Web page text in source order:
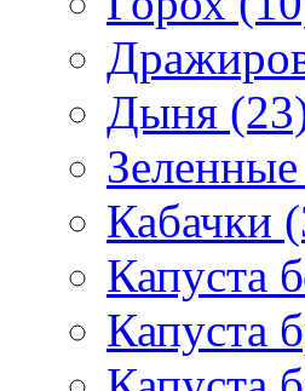
Дыня
Кабачки
Капуста
Капуста